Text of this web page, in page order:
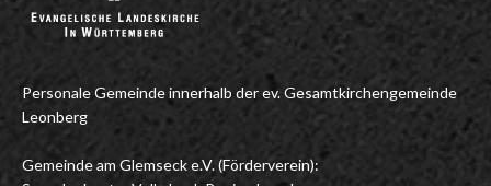
Personale Gemeinde innerhalb der ev. Gesamtkirchengemeinde
Leonberg
Gemeinde am Glemseck e.V. (Förderverein):